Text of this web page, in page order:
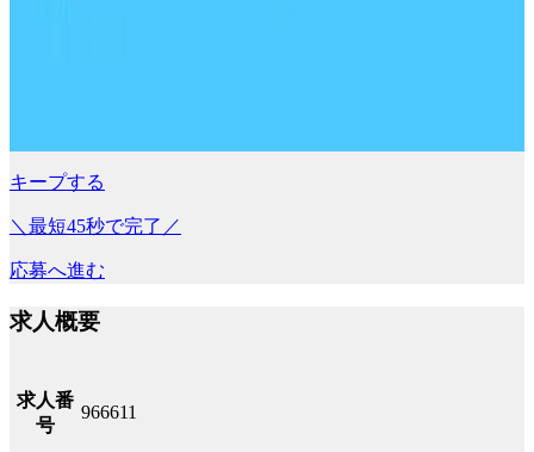
キープする
＼最短45秒で完了／
応募へ進む
求人概要
求人番
号
966611